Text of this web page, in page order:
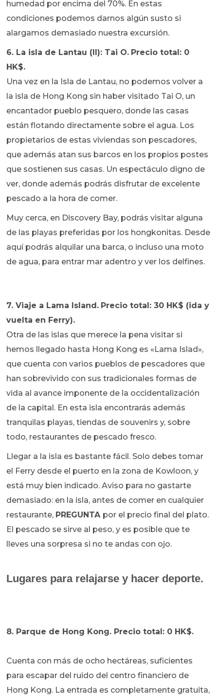
humedad por encima del 70%. En estas
condiciones podemos darnos algún susto si
alargamos demasiado nuestra excursión.
6. La isla de Lantau (II): Tai O. Precio total: 0
HK$.
Una vez en la Isla de Lantau, no podemos volver a
la isla de Hong Kong sin haber visitado Tai O, un
encantador pueblo pesquero, donde las casas
están flotando directamente sobre el agua. Los
propietarios de estas viviendas son pescadores,
que además atan sus barcos en los propios postes
que sostienen sus casas. Un espectáculo digno de
ver, donde además podrás disfrutar de excelente
pescado a la hora de comer.
Muy cerca, en Discovery Bay, podrás visitar alguna
de las playas preferidas por los hongkonitas. Desde
aquí podrás alquilar una barca, o incluso una moto
de agua, para entrar mar adentro y ver los delfines.
7. Viaje a Lama Island. Precio total: 30 HK$ (ida y
vuelta en Ferry).
Otra de las islas que merece la pena visitar si
hemos llegado hasta Hong Kong es «Lama Islad»,
que cuenta con varios pueblos de pescadores que
han sobrevivido con sus tradicionales formas de
vida al avance imponente de la occidentalización
de la capital. En esta isla encontrarás además
tranquilas playas, tiendas de souvenirs y, sobre
todo, restaurantes de pescado fresco.
Llegar a la isla es bastante fácil. Solo debes tomar
el Ferry desde el puerto en la zona de Kowloon, y
está muy bien indicado. Aviso para no gastarte
demasiado: en la isla, antes de comer en cualquier
restaurante, PREGUNTA por el precio final del plato.
El pescado se sirve al peso, y es posible que te
lleves una sorpresa si no te andas con ojo.
Lugares para relajarse y hacer deporte.
8. Parque de Hong Kong. Precio total: 0 HK$.
Cuenta con más de ocho hectáreas, suficientes
para escapar del ruido del centro financiero de
Hong Kong. La entrada es completamente gratuita,